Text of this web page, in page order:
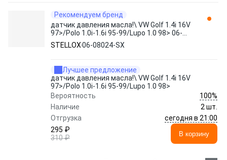
Рекомендуем бренд
датчик давления масла!\ VW Golf 1.4i 16V
97>/Polo 1.0i-1.6i 95-99/Lupo 1.0 98> 06-
08024-SX STELLOX
STELLOX06-08024-SX
Лучшее предложение
датчик давления масла!\ VW Golf 1.4i 16V
97>/Polo 1.0i-1.6i 95-99/Lupo 1.0 98>
Вероятность
100%
Наличие
2 шт.
Отгрузка
сегодня в 21:00
295 ₽
310 ₽
В корзину